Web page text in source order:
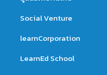
Social Venture
learnCorporation
LearnEd School